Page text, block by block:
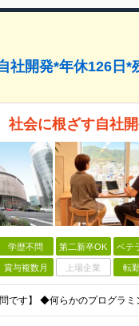
開発*年休126日*
会に根ざす自社開
学歴不問 第二新卒OK ベテ
賞与複数月 上場企業 転